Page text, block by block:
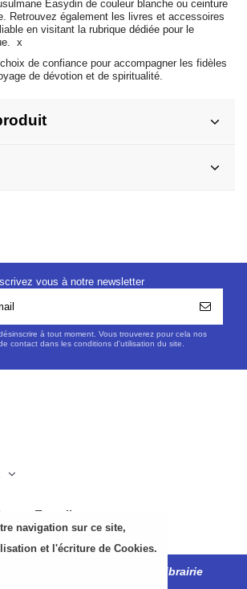
Easydin de couleur blanche ou ceinture
. Retrouvez également les livres et accessoires
en visitant la rubrique dédiée pour le
. x
de confiance pour accompagner les fidèles
de dévotion et de spiritualité.
vous à notre newsletter
à tout moment. Vous trouverez pour cela nos
contact dans les conditions d'utilisation du site.
Easydin
©2024 Librairie
navigation sur ce site,
et l'écriture de Cookies.